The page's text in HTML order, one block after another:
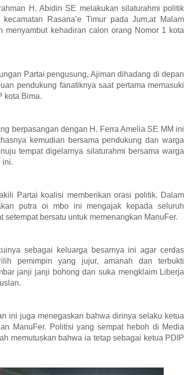
H. Abidin SE melakukan silaturahmi politik
Rasana’e Timur pada Jum,at Malam
menyambut kehadiran calon orang Nomor 1 kota
Partai pengusung, Ajiman dihadang di depan
pendukung fanatiknya saat pertama memasuki
kota Bima.
berpasangan dengan H. Ferra Amelia SE MM ini
kemudian bersama pendukung dan warga
tempat digelarnya silaturahmi bersama warga
ini.
Partai koalisi memberikan orasi politik. Dalam
putra oi mbo ini mengajak kepada seluruh
bersatu untuk memenangkan ManuFer.
sebagai keluarga besarnya ini agar cerdas
pemimpin yang jujur, amanah dan terbukti
janji janji bohong dan suka mengklaim Liberja
ini juga menegaskan bahwa dirinya selaku ketua
ManuFer. Politisi yang sempat heboh di Media
memutuskan bahwa ia tetap sebagai ketua PDIP